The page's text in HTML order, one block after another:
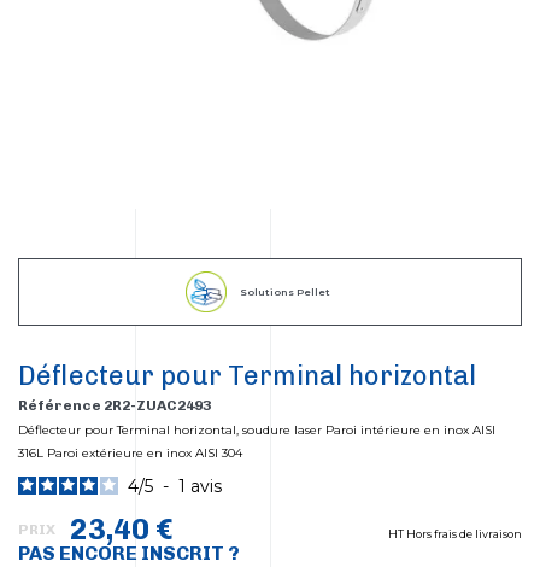
Solutions Pellet
Déflecteur pour Terminal horizontal
Référence 2R2-ZUAC2493
Déflecteur pour Terminal horizontal, soudure laser Paroi intérieure en inox AISI
316L Paroi extérieure en inox AISI 304
4/5 - 1 avis
PRIX 23,40 € HT Hors frais de livraison
PAS ENCORE INSCRIT ?